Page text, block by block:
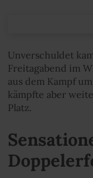
Unverschuldet
Freitagabend im
aus dem Kampf
kämpfte aber
Platz.